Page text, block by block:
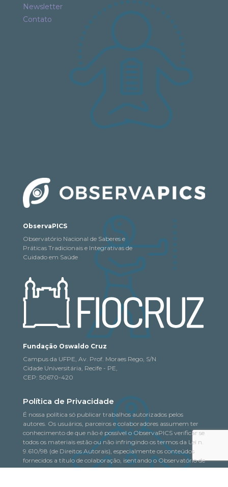
Newsletter
Contato
ObservaPICS
Observatório Nacional de Saberes e
Práticas Tradicionais e Integrativas de
Cuidado em Saúde
Fundação Oswaldo Cruz
Campus da UFPE, Av. Prof. Moraes Rego, S/N
Cidade Universitária, Recife - PE,
CEP: 50670-420
Política de Privacidade
É nossa política só publicar trabalhos autorizados pelos
autores. Os usuários, parceiros e colaboradores assumem ter
conhecimento de que não é possível o ObservaPICS verificar se
todos os materiais estão ou não infringindo os termos da Lei n.
9.610/98 (de Direitos Autorais), especialmente os conteúdos
fornecidos a título de colaboração, isentando o Observatório de
quaisquer responsabilidades nesse sentido.Saiba mais